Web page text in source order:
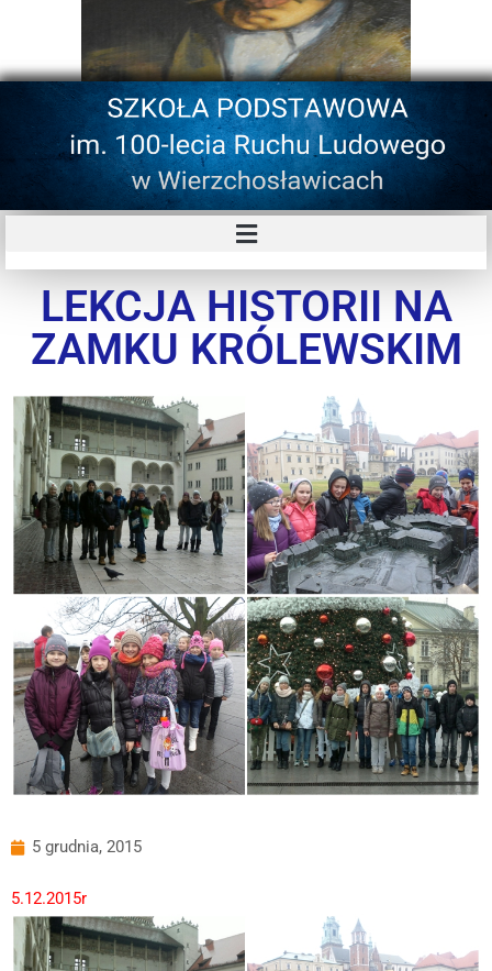
LEKCJA HISTORII NA
ZAMKU KRÓLEWSKIM
5 grudnia, 2015
5.12.2015r